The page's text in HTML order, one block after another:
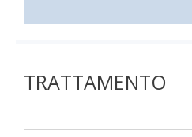
TRATTAMENTO